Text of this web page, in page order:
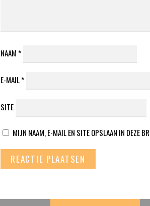
NAAM *
E-MAIL*
SITE
MIJN NAAM, E-MAIL EN SITE OPSLAAN IN DEZE